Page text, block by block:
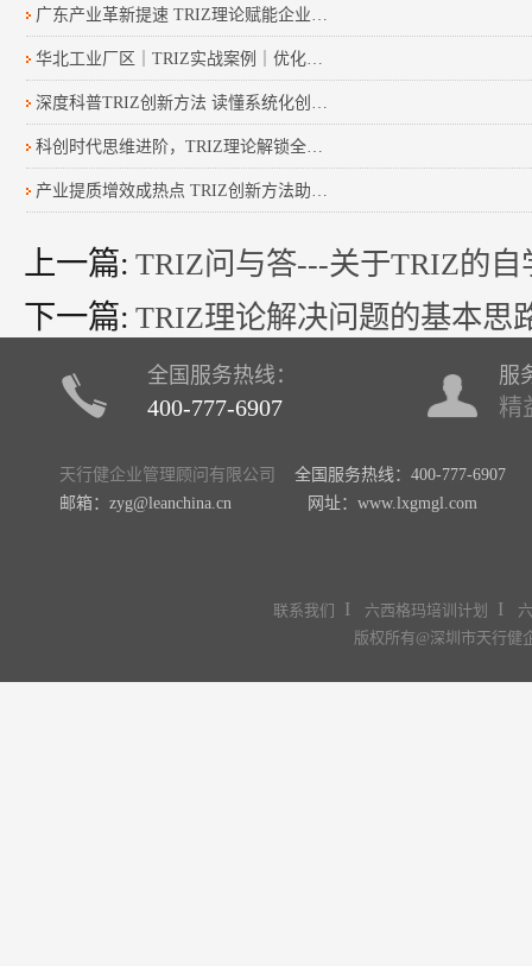
广东产业革新提速 TRIZ理论赋能企业技术突破
华北工业厂区｜TRIZ实战案例｜优化设备运维降本提效
深度科普TRIZ创新方法 读懂系统化创新的底层逻辑
科创时代思维进阶，TRIZ理论解锁全民创新新范式
产业提质增效成热点 TRIZ创新方法助力企业突破发展瓶颈
上一篇: TRIZ问与答---关于TRIZ的自
下一篇: TRIZ理论解决问题的基本思
全国服务热线：
400-777-6907
服
精
天行健企业管理顾问有限公司
全国服务热线：400-777-6907
邮箱：zyg@leanchina.cn 网址：www.lxgmgl.com
联系我们 I 六西格玛培训计划 I
版权所有@深圳市天行